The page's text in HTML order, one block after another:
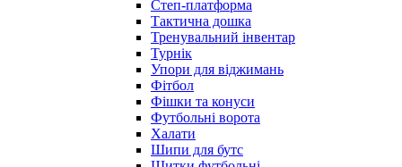
Степ-платформа
Тактична дошка
Тренувальний інвентар
Турнік
Упори для віджимань
Фітбол
Фішки та конуси
Футбольні ворота
Халати
Шипи для бутс